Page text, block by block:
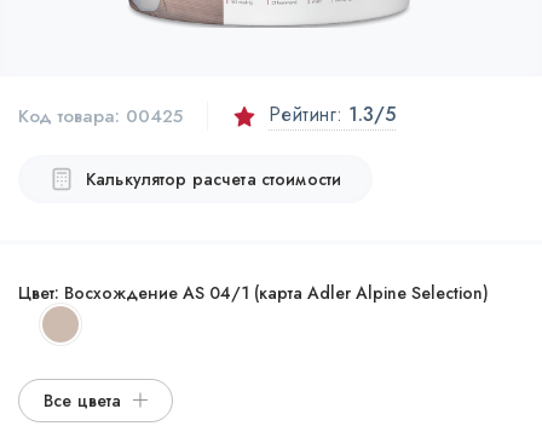
Код товара: 00425 Рейтинг: 1.3/5
Калькулятор расчета стоимости
Цвет: Восхождение AS 04/1 (карта Adler Alpine Selection)
Все цвета